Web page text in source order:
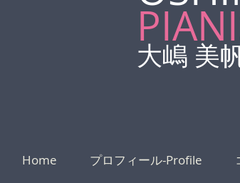
大嶋 美
Home プロフィール-Profile